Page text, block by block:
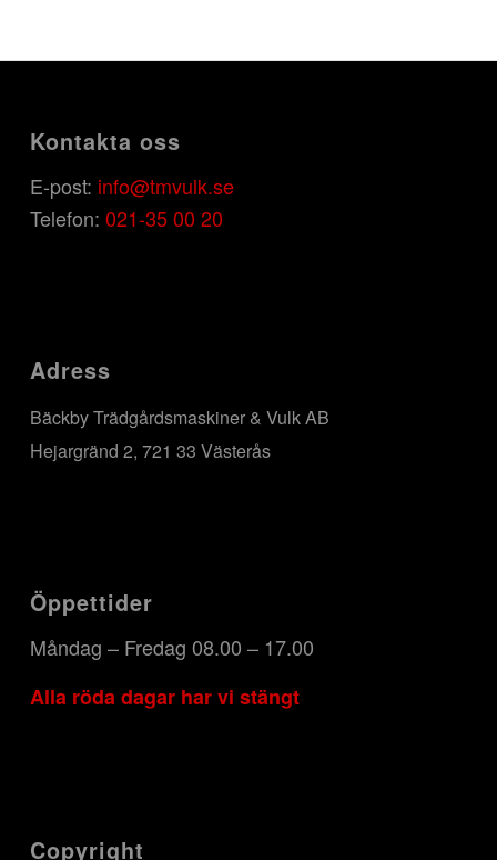
Kontakta oss
E-post: info@tmvulk.se
Telefon: 021-35 00 20
Adress
Bäckby Trädgårdsmaskiner & Vulk AB
Hejargränd 2, 721 33 Västerås
Öppettider
Måndag – Fredag 08.00 – 17.00
Alla röda dagar har vi stängt
Copyright